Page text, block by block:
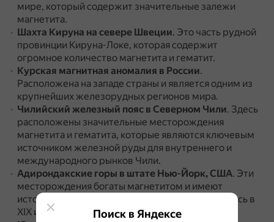
мире, который содержит значительные залежи
магнетита.
Шахта Кируна на севере Швеции. Это часть рудной
провинции Кируна-Локе, которая содержит
огромное количество магнетита и гематит.
Курская магнитная аномалия в России.
Расположена на западе страны и является одним из
крупнейших железорудных регионов мира.
Чилийский железный пояс в Северном Чили. Здесь
расположены значительные месторождения
магнетита и гематита, которые являются ключевым
источником железной руды для внутреннего и
международного рынков Чили.
Адирондакские горы в штате Нью-Йорк, США. Эти
месторождения богаты магнетитом и имеют
историческое значение, широко разрабатывались в
XIX и начале XX веков.Поиск в Яндексе